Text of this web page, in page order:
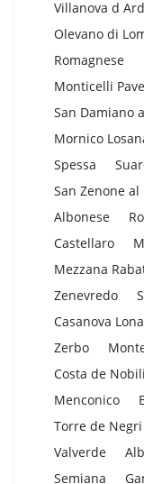
Villanova d
Olevano di
Romagnese
Monticelli
San Damiano
Mornico
Spessa
San Zenone al
Albonese
Castellaro
Mezzana
Zenevredo
Casanova
Zerbo
Costa de Nobili
Menconico
Torre de Negri
Valverde
Semiana